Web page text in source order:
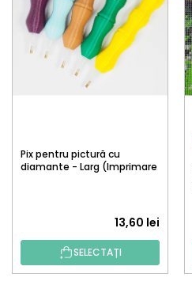
Pix pentru pictură cu
diamante - Larg (Imprimare
13,60 lei
SELECTAȚI